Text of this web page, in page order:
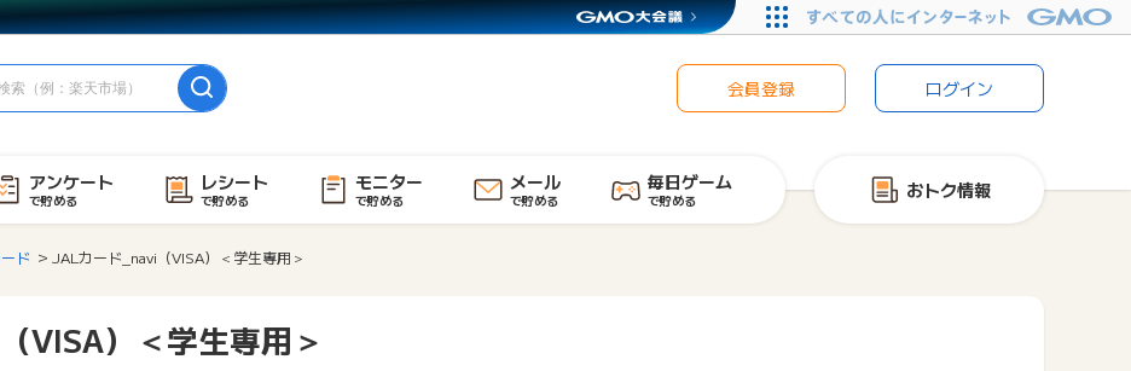
会員登録 ログイン
アンケート
で貯める
レシート
で貯める
モニター
で貯める
メール
で貯める
毎日ゲーム
で貯める おトク情報
ド JALカード_navi（VISA）＜学生専用＞
VISA）＜学生専用＞